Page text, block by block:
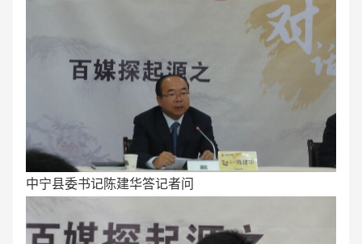
中宁县委书记陈建华答记者问